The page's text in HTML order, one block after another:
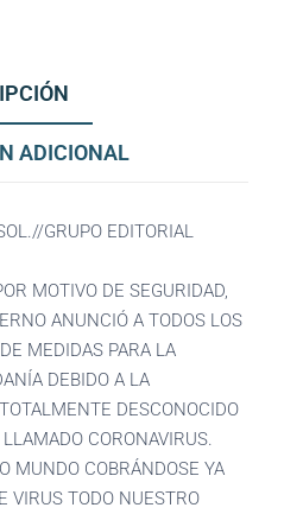
ADICIONAL
GRUPO EDITORIAL
MOTIVO DE SEGURIDAD,
ANUNCIÓ A TODOS LOS
MEDIDAS PARA LA
DEBIDO A LA
DESCONOCIDO
CORONAVIRUS.
MUNDO COBRÁNDOSE YA
VIRUS TODO NUESTRO